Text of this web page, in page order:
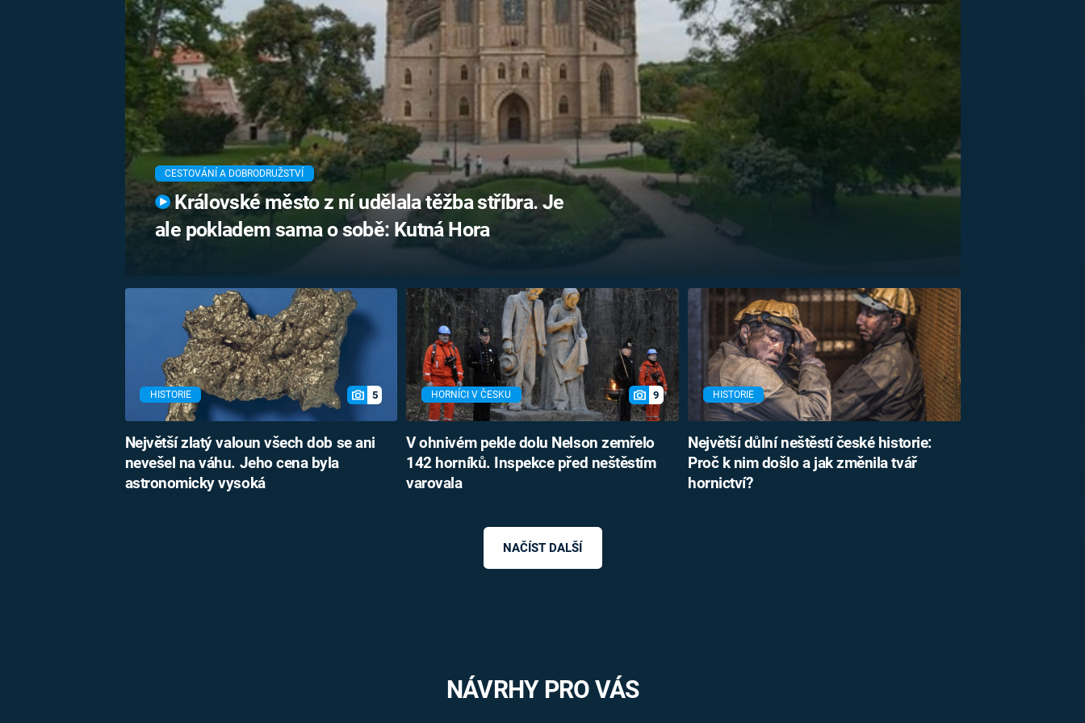
PRVNÍ SVĚTOVÁ
MARIE TEREZIE
NAPOLEON
BONAPARTE
BRITSKÁ
KRÁLOVSKÁ
RODINA
UFO A
MIMOZEMŠŤANÉ
UTAJENÉ PŘÍBĚHY
ČESKÝCH DĚJIN
ALTERNATIVNÍ
HISTORIE
FILMY VERSUS
REALITA
HORORY VERSUS
REALITA
OPTICKÉ ILUZE A
KLAMY
CESTOVÁNÍ A DOBRODRUŽSTVÍ
Královské město z ní udělala těžba stříbra. Je
ale pokladem sama o sobě: Kutná Hora
HISTORIE 5
Největší zlatý valoun všech dob se ani
nevešel na váhu. Jeho cena byla
astronomicky vysoká
HORNÍCI V ČESKU 9
V ohnivém pekle dolu Nelson zemřelo
142 horníků. Inspekce před neštěstím
varovala
HISTORIE
Největší důlní neštěstí české historie:
Proč k nim došlo a jak změnila tvář
hornictví?
NAČÍST DALŠÍ
NÁVRHY PRO VÁS